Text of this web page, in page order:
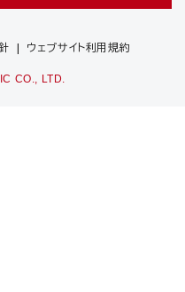
ウェブサイト利用規約
CO., LTD.